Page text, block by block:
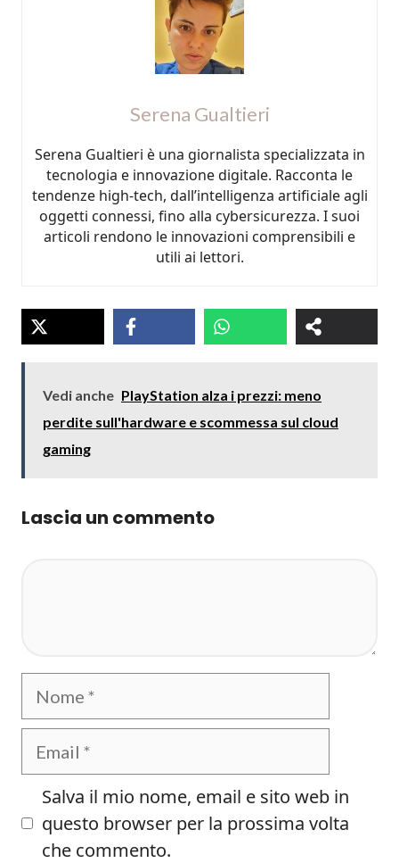
Serena Gualtieri
Serena Gualtieri è una giornalista specializzata in
tecnologia e innovazione digitale. Racconta le
tendenze high-tech, dall’intelligenza artificiale agli
oggetti connessi, fino alla cybersicurezza. I suoi
articoli rendono le innovazioni comprensibili e
utili ai lettori.
Vedi anche PlayStation alza i prezzi: meno
perdite sull'hardware e scommessa sul cloud
gaming
Lascia un commento
Salva il mio nome, email e sito web in
questo browser per la prossima volta
che commento.